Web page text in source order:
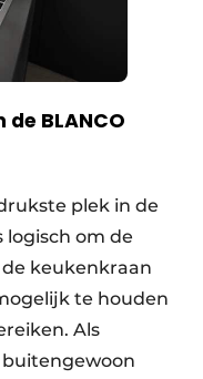
BLANCO
plek in de
logisch om de
keukenkraan
te houden
Als
buitengewoon